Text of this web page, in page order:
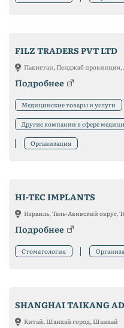
FILZ TRADERS PVT LTD
Пакистан, Пенджаб провинция,
Подробнее
Медицинские товары и услуги
Другие компании в сфере
Организация
HI-TEC IMPLANTS
Израиль, Тель-Авивский округ,
Подробнее
Стоматология
Китай, Шанхай город, Шанхай